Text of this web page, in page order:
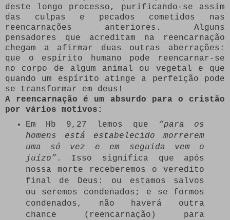
deste longo processo, purificando-se assim
das culpas e pecados cometidos nas
reencarnações anteriores. Alguns
pensadores que acreditam na reencarnação
chegam a afirmar duas outras aberrações:
que o espírito humano pode reencarnar-se
no corpo de algum animal ou vegetal e que
quando um espírito atinge a perfeição pode
se transformar em deus!
A reencarnação é um absurdo para o cristão
por vários motivos:
Em Hb 9,27 lemos que
“para os
homens está estabelecido morrerem
uma só vez e em seguida vem o
juízo” . Isso significa que após
nossa morte receberemos o veredito
final de Deus: ou estamos salvos
ou seremos condenados; e se formos
condenados, não haverá outra
chance (reencarnação) para